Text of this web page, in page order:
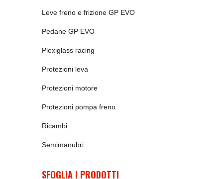
Leve freno e frizione GP EVO
Pedane GP EVO
Plexiglass racing
Protezioni leva
Protezioni motore
Protezioni pompa freno
Ricambi
Semimanubri
SFOGLIA I PRODOTTI